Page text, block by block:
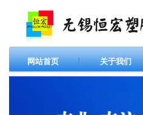
网站首页 关于我们